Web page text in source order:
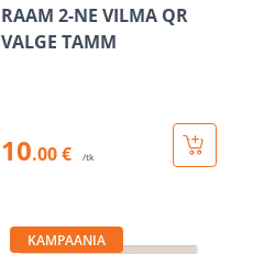
RAAM 2-NE VILMA QR
VALGE TAMM
10.00 € /tk
KAMPAANIA